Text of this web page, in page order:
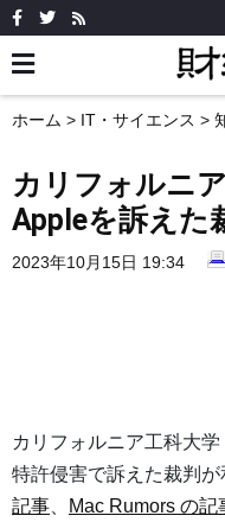
ホーム > IT・サイエンス >
カリフォルニ
Appleを訴えた
2023年10月15日 19:34
カリフォルニア工科大
特許侵害で訴えた裁判
記事
Mac Rumors の記